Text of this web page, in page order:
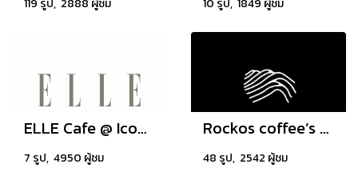
119 รูป, 2888 ผู้ชม 10 รูป, 1849 ผู้ชม
ELLE Cafe @ Iconsiam, Thailand
7 รูป, 4950 ผู้ชม
Rockos coffee’s world pattaya
48 รูป, 2542 ผู้ชม